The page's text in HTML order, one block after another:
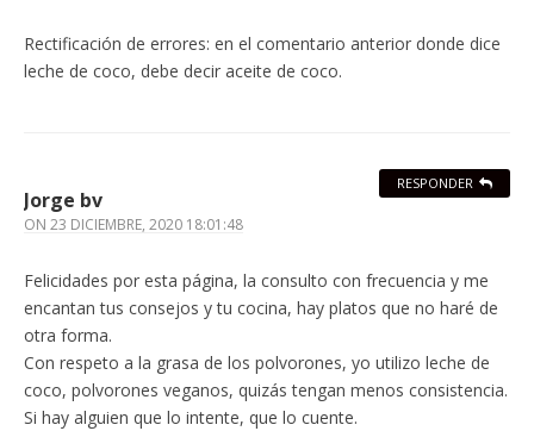
Rectificación de errores: en el comentario anterior donde dice
leche de coco, debe decir aceite de coco.
Jorge bv
ON 23 DICIEMBRE, 2020 18:01:48
Felicidades por esta página, la consulto con frecuencia y me
encantan tus consejos y tu cocina, hay platos que no haré de
otra forma.
Con respeto a la grasa de los polvorones, yo utilizo leche de
coco, polvorones veganos, quizás tengan menos consistencia.
Si hay alguien que lo intente, que lo cuente.
RESPONDER